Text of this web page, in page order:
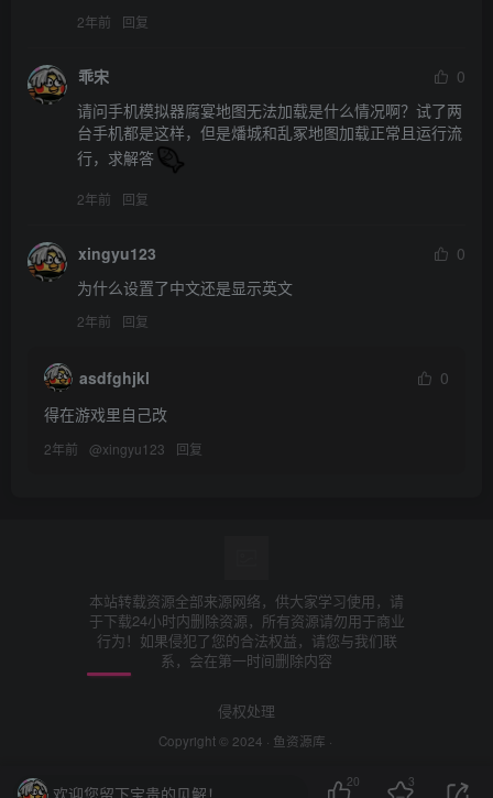
2年前 回复
乖宋
0
请问手机模拟器腐宴地图无法加载是什么情况啊？试了两
台手机都是这样，但是燔城和乱冢地图加载正常且运行流
行，求解答
2年前 回复
xingyu123
0
为什么设置了中文还是显示英文
2年前 回复
asdfghjkl
0
得在游戏里自己改
2年前 @xingyu123 回复
本站转载资源全部来源网络，供大家学习使用，请
于下载24小时内删除资源，所有资源请勿用于商业
行为！如果侵犯了您的合法权益，请您与我们联
系，会在第一时间删除内容
侵权处理
Copyright © 2024 · 鱼资源库 ·
欢迎您留下宝贵的见解！
20 3